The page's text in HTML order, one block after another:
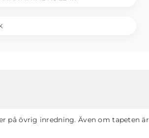
på övrig inredning. Även om tapeten är